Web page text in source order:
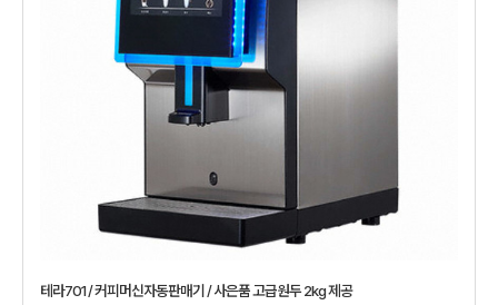
테라701 / 커피머신자동판매기 / 사은품 고급원두 2kg 제공